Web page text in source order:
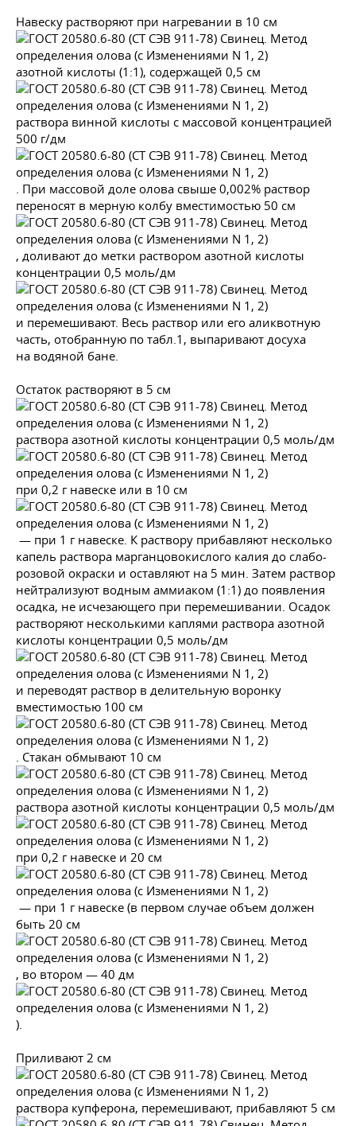
Навеску растворяют при нагревании в 10 см
азотной кислоты (1:1), содержащей 0,5 см
раствора винной кислоты с массовой концентрацией
500 г/дм
. При массовой доле олова свыше 0,002% раствор
переносят в мерную колбу вместимостью 50 см
, доливают до метки раствором азотной кислоты
концентрации 0,5 моль/дм
и перемешивают. Весь раствор или его аликвотную
часть, отобранную по табл.1, выпаривают досуха
на водяной бане.
Остаток растворяют в 5 см
раствора азотной кислоты концентрации 0,5 моль/дм
при 0,2 г навеске или в 10 см
— при 1 г навеске. К раствору прибавляют несколько
капель раствора марганцовокислого калия до слабо-
розовой окраски и оставляют на 5 мин. Затем раствор
нейтрализуют водным аммиаком (1:1) до появления
осадка, не исчезающего при перемешивании. Осадок
растворяют несколькими каплями раствора азотной
кислоты концентрации 0,5 моль/дм
и переводят раствор в делительную воронку
вместимостью 100 см
. Стакан обмывают 10 см
раствора азотной кислоты концентрации 0,5 моль/дм
при 0,2 г навеске и 20 см
— при 1 г навеске (в первом случае объем должен
быть 20 см
, во втором — 40 дм
).
Приливают 2 см
раствора купферона, перемешивают, прибавляют 5 см